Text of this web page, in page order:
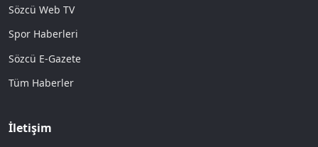
Sözcü Web TV
Spor Haberleri
Sözcü E-Gazete
Tüm Haberler
İletişim